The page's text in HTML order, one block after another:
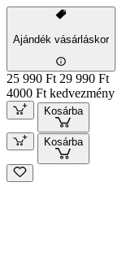
Ajándék vásárláskor
25 990 Ft 29 990 Ft
4000 Ft kedvezmény
Kosárba
Kosárba